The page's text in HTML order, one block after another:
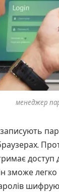
менеджер
доступ
зможе легко